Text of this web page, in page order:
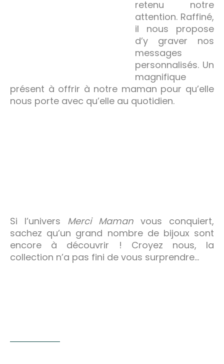
retenu notre
attention. Raffiné,
il nous propose
d’y graver nos
messages
personnalisés. Un
magnifique
présent à offrir à notre maman pour qu’elle
nous porte avec qu’elle au quotidien.
Si l’univers Merci Maman vous conquiert,
sachez qu’un grand nombre de bijoux sont
encore à découvrir ! Croyez nous, la
collection n’a pas fini de vous surprendre…